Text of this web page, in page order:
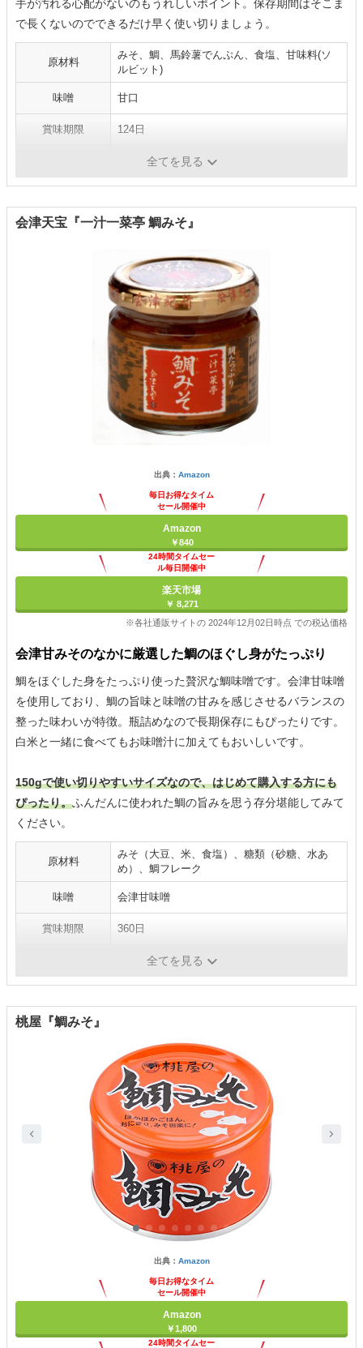
手が汚れる心配がないのもうれしいポイント。保存期間はそこま
で長くないのでできるだけ早く使い切りましょう。
原材料
みそ、鯛、馬鈴薯でんぷん、食塩、甘味料(ソ
ルビット)
味噌 甘口
賞味期限 124日
全てを見る
会津天宝『一汁一菜亭 鯛みそ』
出典： Amazon
毎日お得なタイム
セール開催中
Amazon
￥840
24時間タイムセー
ル毎日開催中
楽天市場
￥ 8,271
※各社通販サイトの 2024年12月02日時点 での税込価格
会津甘みそのなかに厳選した鯛のほぐし身がたっぷり
鯛をほぐした身をたっぷり使った贅沢な鯛味噌です。会津甘味噌
を使用しており、鯛の旨味と味噌の甘みを感じさせるバランスの
整った味わいが特徴。瓶詰めなので長期保存にもぴったりです。
白米と一緒に食べてもお味噌汁に加えてもおいしいです。
150gで使い切りやすいサイズなので、はじめて購入する方にも
ぴったり。ふんだんに使われた鯛の旨みを思う存分堪能してみて
ください。
原材料
みそ（大豆、米、食塩）、糖類（砂糖、水あ
め）、鯛フレーク
味噌 会津甘味噌
賞味期限 360日
全てを見る
桃屋『鯛みそ』
出典： Amazon
毎日お得なタイム
セール開催中
Amazon
￥1,800
24時間タイムセー